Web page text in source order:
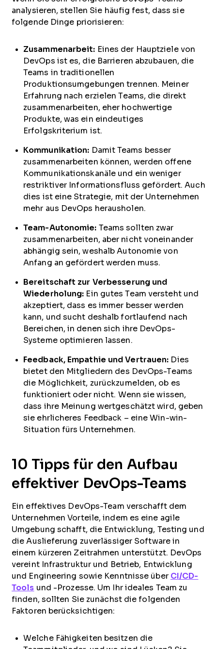
analysieren, stellen Sie häufig fest, dass sie
folgende Dinge priorisieren:
Zusammenarbeit: Eines der Hauptziele von
DevOps ist es, die Barrieren abzubauen, die
Teams in traditionellen
Produktionsumgebungen trennen. Meiner
Erfahrung nach erzielen Teams, die direkt
zusammenarbeiten, eher hochwertige
Produkte, was ein eindeutiges
Erfolgskriterium ist.
Kommunikation: Damit Teams besser
zusammenarbeiten können, werden offene
Kommunikationskanäle und ein weniger
restriktiver Informationsfluss gefördert. Auch
dies ist eine Strategie, mit der Unternehmen
mehr aus DevOps herausholen.
Team-Autonomie: Teams sollten zwar
zusammenarbeiten, aber nicht voneinander
abhängig sein, weshalb Autonomie von
Anfang an gefördert werden muss.
Bereitschaft zur Verbesserung und
Wiederholung: Ein gutes Team versteht und
akzeptiert, dass es immer besser werden
kann, und sucht deshalb fortlaufend nach
Bereichen, in denen sich ihre DevOps-
Systeme optimieren lassen.
Feedback, Empathie und Vertrauen: Dies
bietet den Mitgliedern des DevOps-Teams
die Möglichkeit, zurückzumelden, ob es
funktioniert oder nicht. Wenn sie wissen,
dass ihre Meinung wertgeschätzt wird, geben
sie ehrlicheres Feedback – eine Win-win-
Situation fürs Unternehmen.
10 Tipps für den Aufbau
effektiver DevOps-Teams
Ein effektives DevOps-Team verschafft dem
Unternehmen Vorteile, indem es eine agile
Umgebung schafft, die Entwicklung, Testing und
die Auslieferung zuverlässiger Software in
einem kürzeren Zeitrahmen unterstützt. DevOps
vereint Infrastruktur und Betrieb, Entwicklung
und Engineering sowie Kenntnisse über CI/CD-
Tools und -Prozesse. Um Ihr ideales Team zu
finden, sollten Sie zunächst die folgenden
Faktoren berücksichtigen:
Welche Fähigkeiten besitzen die